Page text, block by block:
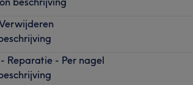
Reparatie - Per nagel